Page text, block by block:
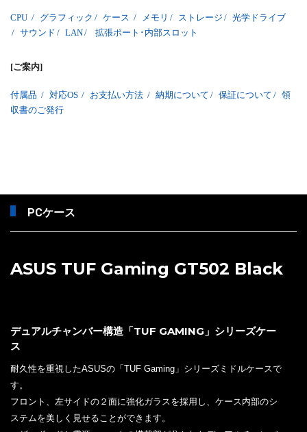
CPU / グラフィック / ケース / メモリ / ストレージ / 光学ドライブ
/ サウンド / LAN/ 拡張ポート･内部スロット
[ご案内]
付属品 / 対応OS / お支払い方法 / 納期について / 保証について / 領
収書のご発行
PCケース
ASUS TUF Gaming GT502 Black
デュアルチャンバー構造「TUF GAMING」シリーズケー
ス
耐久性を重視したASUSの「TUF Gaming」シリーズミドルケースで
す。
フロント、左サイドの２面に強化ガラスを採用し、ケース内部のシ
ステムを美しく見せることができます。